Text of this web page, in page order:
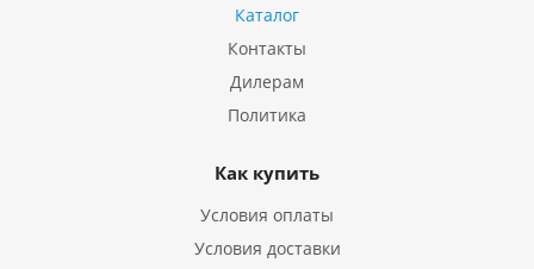
Каталог
Контакты
Дилерам
Политика
Как купить
Условия оплаты
Условия доставки